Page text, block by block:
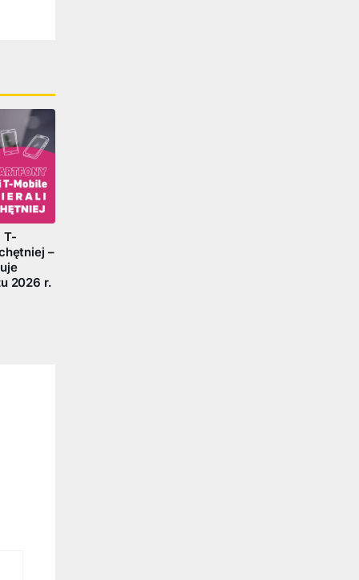
T-
–
2026 r.